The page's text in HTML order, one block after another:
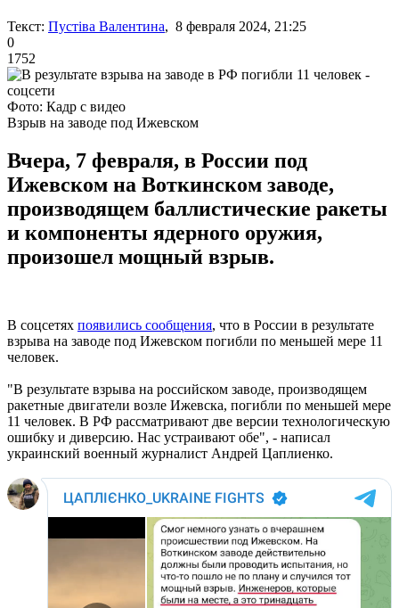
Текст: Пустіва Валентина, 8 февраля 2024, 21:25
0
1752
Фото: Кадр с видео
Взрыв на заводе под Ижевском
Вчера, 7 февраля, в России под
Ижевском на Воткинском заводе,
производящем баллистические ракеты
и компоненты ядерного оружия,
произошел мощный взрыв.
В соцсетях появились сообщения, что в России в результате
взрыва на заводе под Ижевском погибли по меньшей мере 11
человек.
"В результате взрыва на российском заводе, производящем
ракетные двигатели возле Ижевска, погибли по меньшей мере
11 человек. В РФ рассматривают две версии технологическую
ошибку и диверсию. Нас устраивают обе", - написал
украинский военный журналист Андрей Цаплиенко.